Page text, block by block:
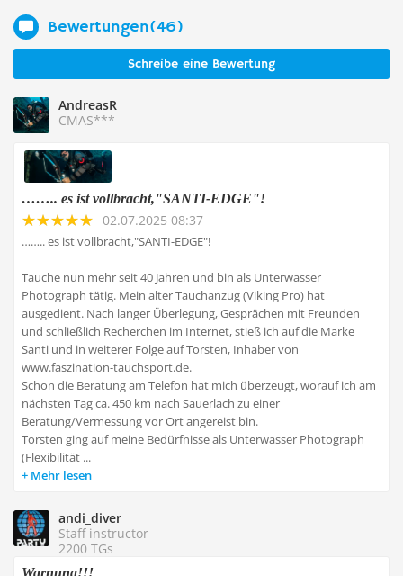
Bewertungen(46)
Schreibe eine Bewertung
AndreasR
CMAS***
…….. es ist vollbracht,"SANTI-EDGE"!
02.07.2025 08:37
…….. es ist vollbracht,"SANTI-EDGE"!
Tauche nun mehr seit 40 Jahren und bin als Unterwasser
Photograph tätig. Mein alter Tauchanzug (Viking Pro) hat
ausgedient. Nach langer Überlegung, Gesprächen mit Freunden
und schließlich Recherchen im Internet, stieß ich auf die Marke
Santi und in weiterer Folge auf Torsten, Inhaber von
www.faszination-tauchsport.de.
Schon die Beratung am Telefon hat mich überzeugt, worauf ich am
nächsten Tag ca. 450 km nach Sauerlach zu einer
Beratung/Vermessung vor Ort angereist bin.
Torsten ging auf meine Bedürfnisse als Unterwasser Photograph
(Flexibilität ...
Mehr lesen
andi_diver
Staff instructor
2200 TGs
Warnung!!!